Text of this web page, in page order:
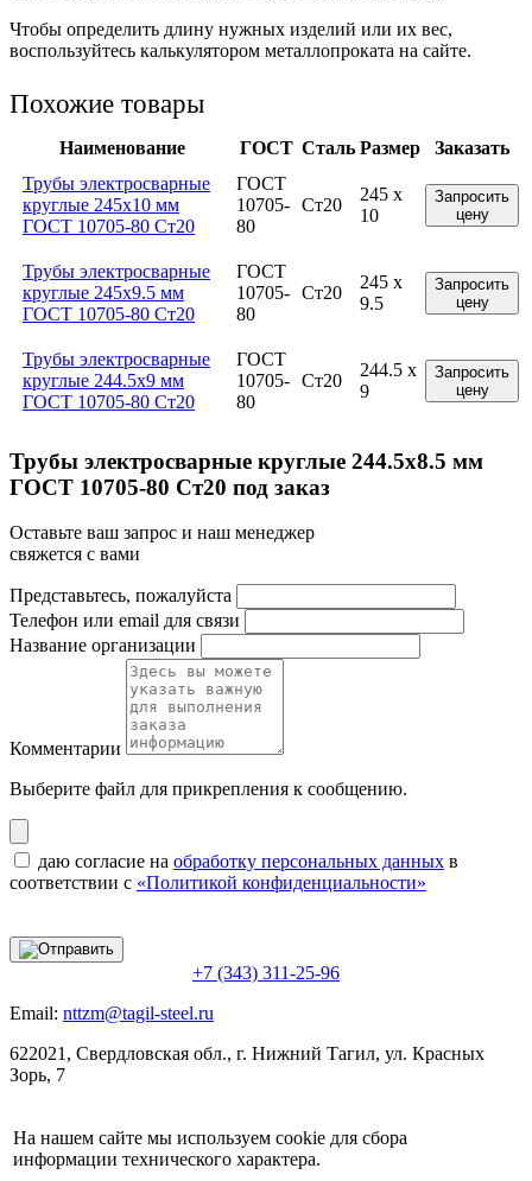
Чтобы определить длину нужных изделий или их вес,
воспользуйтесь калькулятором металлопроката на сайте.
Похожие товары
Наименование ГОСТ Сталь Размер
Заказать
Трубы электросварные
круглые 245x10 мм
ГОСТ 10705-80 Ст20
ГОСТ
10705-
80
Ст20
245 x
10
Запросить
цену
Трубы электросварные
круглые 245x9.5 мм
ГОСТ 10705-80 Ст20
ГОСТ
10705-
80
Ст20
245 x
9.5
Запросить
цену
Трубы электросварные
круглые 244.5x9 мм
ГОСТ 10705-80 Ст20
ГОСТ
10705-
80
Ст20
244.5 x
9
Запросить
цену
Трубы электросварные круглые 244.5x8.5 мм
ГОСТ 10705-80 Ст20 под заказ
Оставьте ваш запрос и наш менеджер
свяжется с вами
Представьтесь, пожалуйста
Телефон или email для связи
Название организации
Комментарии
Выберите файл для прикрепления к сообщению.
даю согласие на обработку персональных данных в
соответствии с «Политикой конфиденциальности»
+7 (343) 311-25-96
Email: nttzm@tagil-steel.ru
622021, Свердловская обл., г. Нижний Тагил, ул. Красных
Зорь, 7
На нашем сайте мы используем cookie для сбора
информации технического характера.